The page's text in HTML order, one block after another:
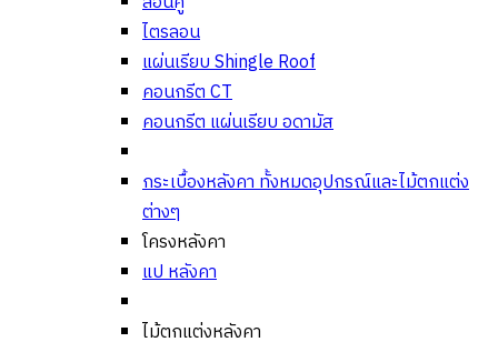
ไตรลอน
แผ่นเรียบ Shingle Roof
คอนกรีต CT
คอนกรีต แผ่นเรียบ อดามัส
กระเบื้องหลังคา ทั้งหมดอุปกรณ์และไม้ตกแต่ง
ต่างๆ
โครงหลังคา
แป หลังคา
ไม้ตกแต่งหลังคา